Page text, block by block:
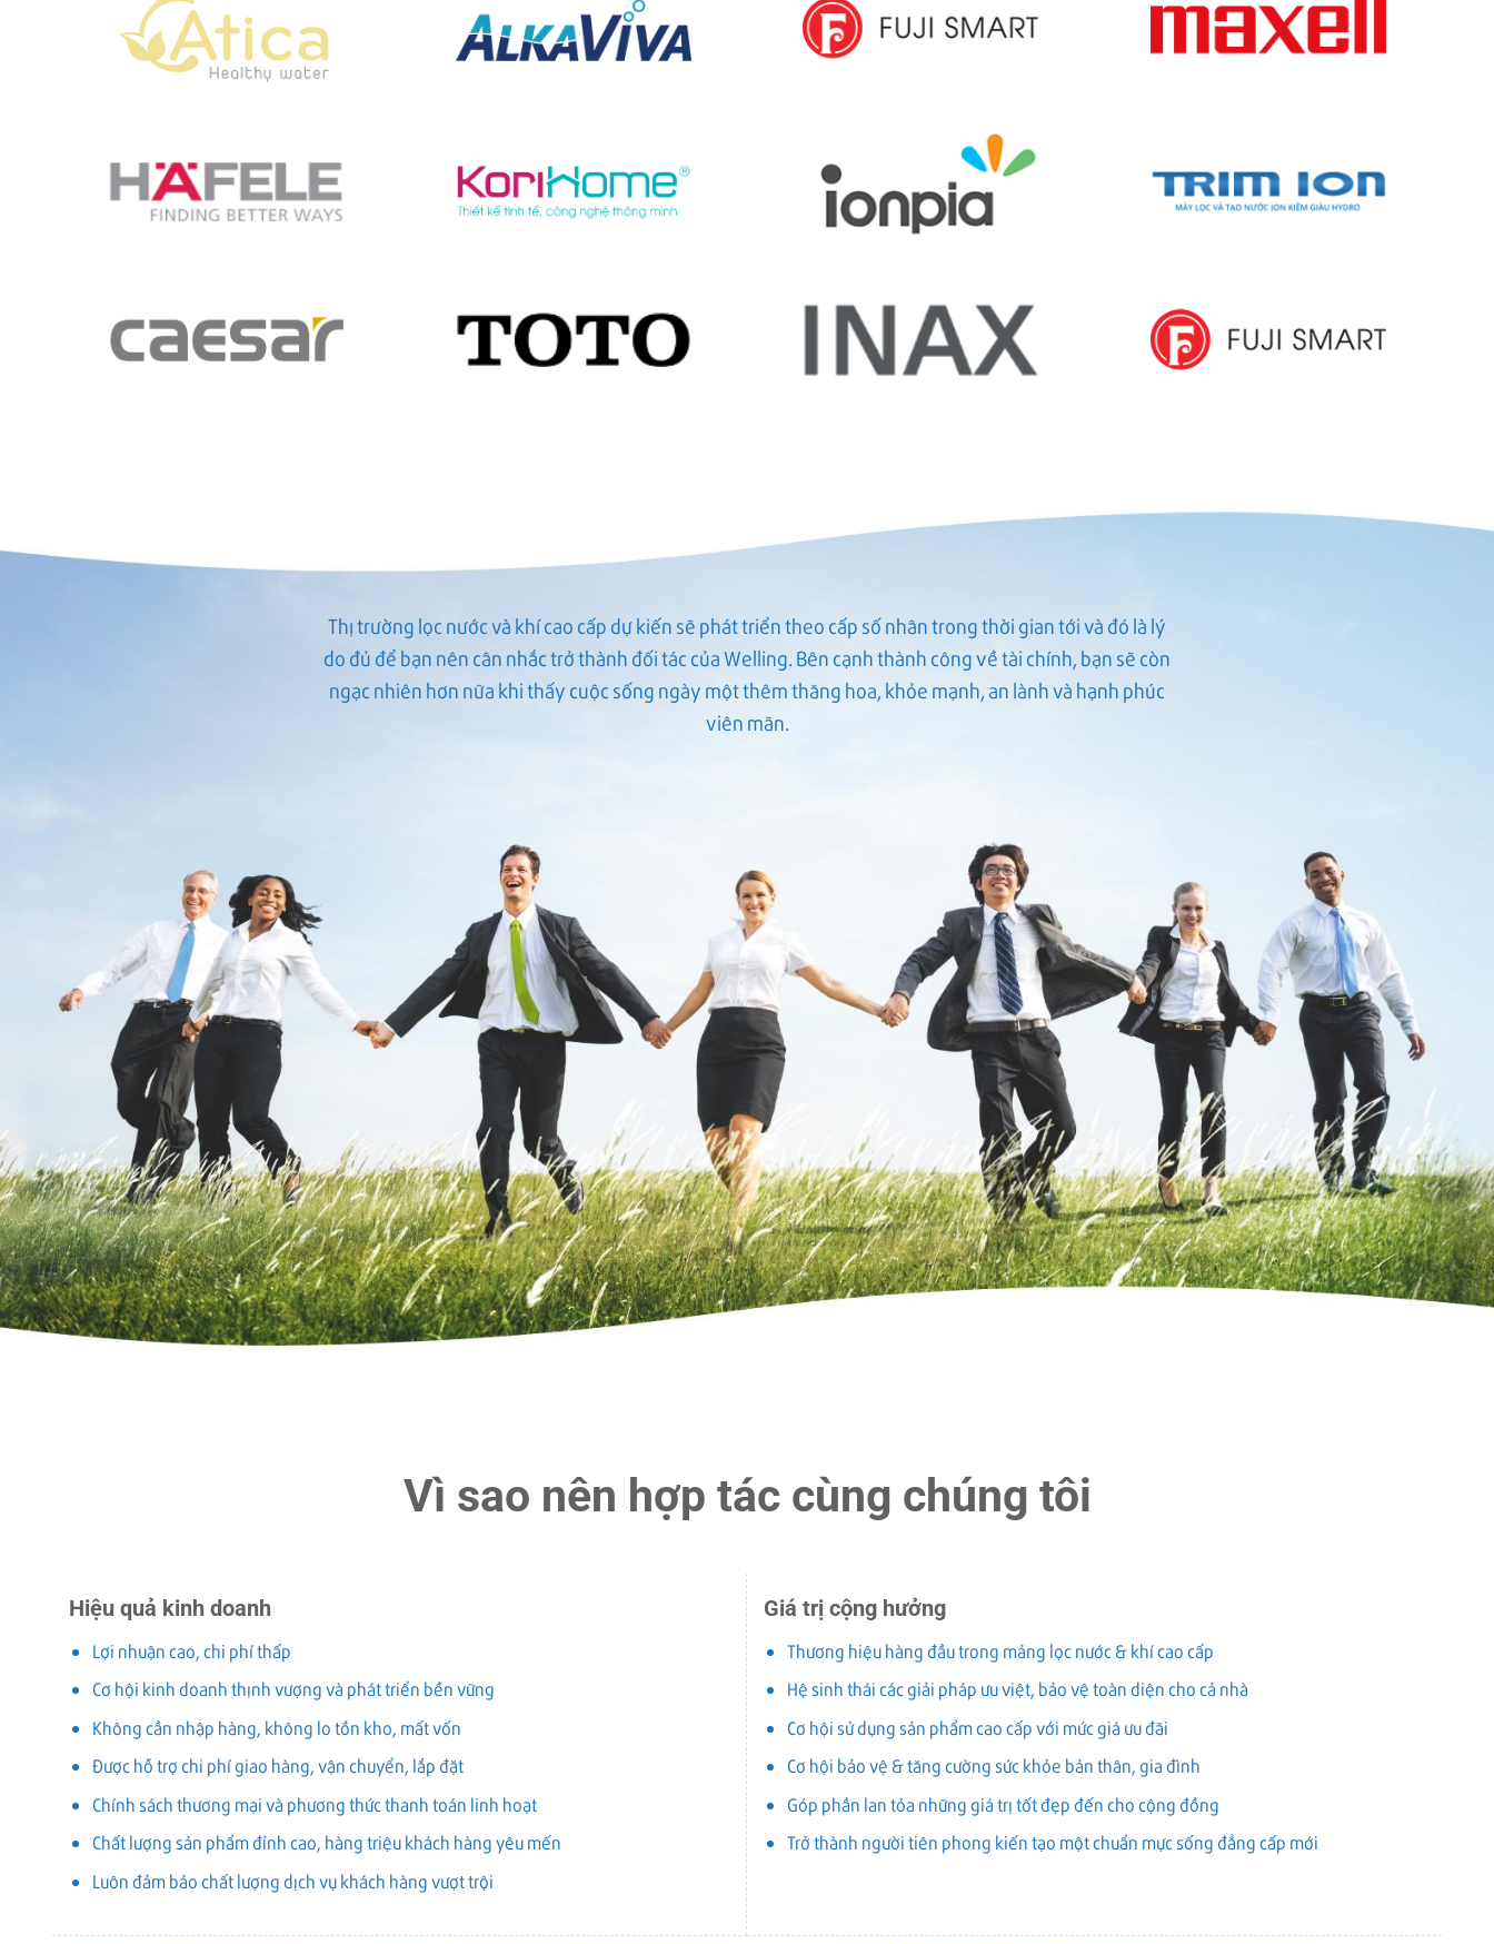
Thị trường lọc nước và khí cao cấp dự kiến sẽ phát triển theo cấp số nhân trong thời gian tới và đó là lý
do đủ để bạn nên cân nhắc trở thành đối tác của Welling. Bên cạnh thành công về tài chính, bạn sẽ còn
ngạc nhiên hơn nữa khi thấy cuộc sống ngày một thêm thăng hoa, khỏe mạnh, an lành và hạnh phúc
viên mãn.
Vì sao nên hợp tác cùng chúng tôi
Hiệu quả kinh doanh
Lợi nhuận cao, chi phí thấp
Cơ hội kinh doanh thịnh vượng và phát triển bền vững
Không cần nhập hàng, không lo tồn kho, mất vốn
Được hỗ trợ chi phí giao hàng, vận chuyển, lắp đặt
Chính sách thương mại và phương thức thanh toán linh hoạt
Chất lượng sản phẩm đỉnh cao, hàng triệu khách hàng yêu mến
Luôn đảm bảo chất lượng dịch vụ khách hàng vượt trội
Giá trị cộng hưởng
Thương hiệu hàng đầu trong mảng lọc nước & khí cao cấp
Hệ sinh thái các giải pháp ưu việt, bảo vệ toàn diện cho cả nhà
Cơ hội sử dụng sản phẩm cao cấp với mức giá ưu đãi
Cơ hội bảo vệ & tăng cường sức khỏe bản thân, gia đình
Góp phần lan tỏa những giá trị tốt đẹp đến cho cộng đồng
Trở thành người tiên phong kiến tạo một chuẩn mực sống đẳng cấp mới